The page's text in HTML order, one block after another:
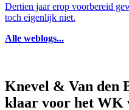
Dertien jaar erop voorbereid
toch eigenlijk niet.
Alle weblogs...
Knevel & Van den
klaar voor het WK